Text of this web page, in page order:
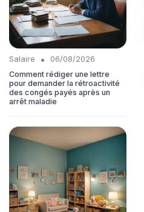
Salaire •
06/08/2026
Comment rédiger une lettre
pour demander la rétroactivité
des congés payés après un
arrêt maladie